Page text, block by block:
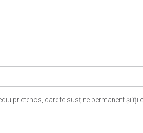
prietenos, care te susține permanent și